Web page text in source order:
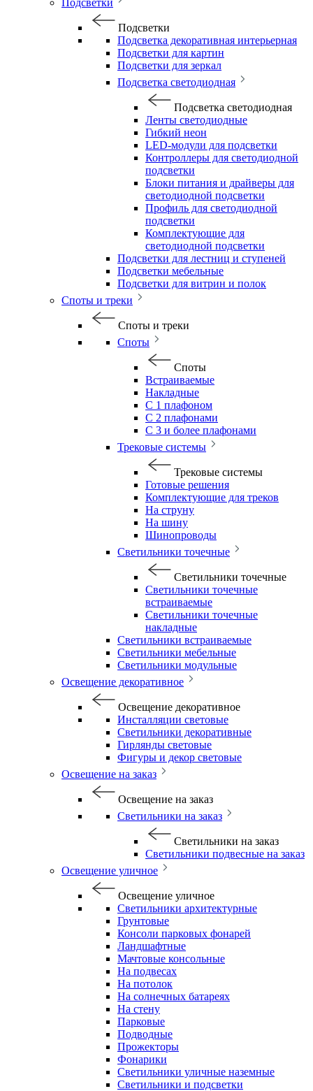
Подсветки
Подсветки
Подсветка декоративная интерьерная
Подсветки для картин
Подсветки для зеркал
Подсветка светодиодная
Подсветка светодиодная
Ленты светодиодные
Гибкий неон
LED-модули для подсветки
Контроллеры для светодиодной
подсветки
Блоки питания и драйверы для
светодиодной подсветки
Профиль для светодиодной
подсветки
Комплектующие для
светодиодной подсветки
Подсветки для лестниц и ступеней
Подсветки мебельные
Подсветки для витрин и полок
Споты и треки
Споты и треки
Споты
Споты
Встраиваемые
Накладные
С 1 плафоном
С 2 плафонами
С 3 и более плафонами
Трековые системы
Трековые системы
Готовые решения
Комплектующие для треков
На струну
На шину
Шинопроводы
Светильники точечные
Светильники точечные
Светильники точечные
встраиваемые
Светильники точечные
накладные
Светильники встраиваемые
Светильники мебельные
Светильники модульные
Освещение декоративное
Освещение декоративное
Инсталляции световые
Светильники декоративные
Гирлянды световые
Фигуры и декор световые
Освещение на заказ
Освещение на заказ
Светильники на заказ
Светильники на заказ
Светильники подвесные на заказ
Освещение уличное
Освещение уличное
Светильники архитектурные
Грунтовые
Консоли парковых фонарей
Ландшафтные
Мачтовые консольные
На подвесах
На потолок
На солнечных батареях
На стену
Парковые
Подводные
Прожекторы
Фонарики
Светильники уличные наземные
Светильники и подсветки